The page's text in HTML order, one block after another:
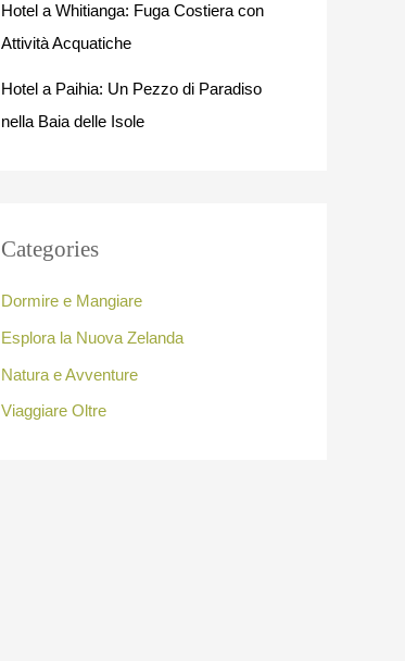
Hotel a Whitianga: Fuga Costiera con
Attività Acquatiche
Hotel a Paihia: Un Pezzo di Paradiso
nella Baia delle Isole
Categories
Dormire e Mangiare
Esplora la Nuova Zelanda
Natura e Avventure
Viaggiare Oltre